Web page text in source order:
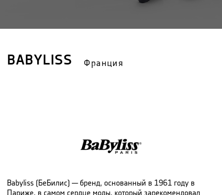
BABYLISS Франция
Babyliss (БеБилис) — бренд, основанный в 1961 году в
Париже, в самом сердце моды, который зарекомендовал